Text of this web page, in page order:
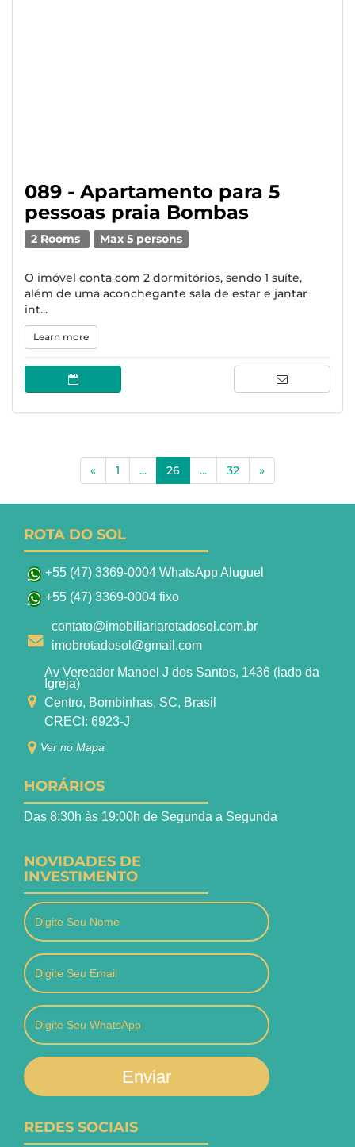
089 - Apartamento para 5
pessoas praia Bombas
2 Rooms Max 5 persons
O imóvel conta com 2 dormitórios, sendo 1 suíte,
além de uma aconchegante sala de estar e jantar
int...
Learn more
« 1 ... 26(current)
... 32 »
ROTA DO SOL
+55 (47) 3369-0004 WhatsApp Aluguel
+55 (47) 3369-0004 fixo
contato@imobiliariarotadosol.com.br
imobrotadosol@gmail.com
Av Vereador Manoel J dos Santos, 1436 (lado da
Igreja)
Centro, Bombinhas, SC, Brasil
CRECI: 6923-J
Ver no Mapa
HORÁRIOS
Das 8:30h às 19:00h de Segunda a Segunda
NOVIDADES DE
INVESTIMENTO
Enviar
REDES SOCIAIS